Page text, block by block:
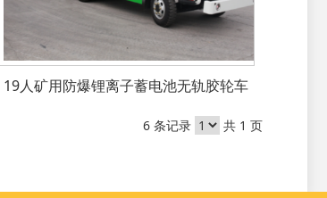
19人矿用防爆锂离子蓄电池无轨胶轮车
6 条记录 共 1 页